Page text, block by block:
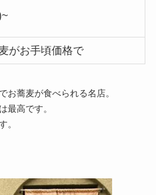
がお手頃価格で
お蕎麦が食べられる名店。
最高です。
。